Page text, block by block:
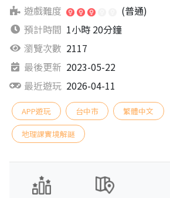
遊戲難度
(普通)
預計時間 1小時 20分鐘
瀏覽次數 2117
最後更新 2023-05-22
最近遊玩 2026-04-11
APP遊玩 台中市 繁體中文
地理課實境解謎